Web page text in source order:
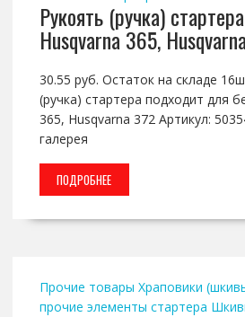
Рукоять (ручка)
Husqvarna 365,
30.55 руб. Остаток на складе
(ручка) стартера подходит для
365, Husqvarna 372 Артикул:
галерея
ПОДРОБНЕЕ
Прочие товары Храповики
прочие элементы стартера